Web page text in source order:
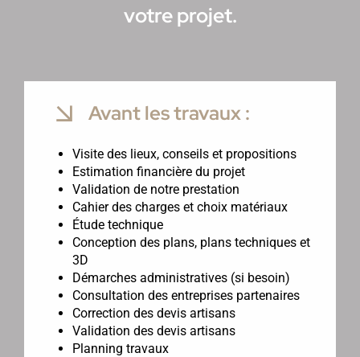
votre projet.
Avant les travaux :
Visite des lieux, conseils et propositions
Estimation financière du projet
Validation de notre prestation
Cahier des charges et choix matériaux
Étude technique
Conception des plans, plans techniques et
3D
Démarches administratives (si besoin)
Consultation des entreprises partenaires
Correction des devis artisans
Validation des devis artisans
Planning travaux